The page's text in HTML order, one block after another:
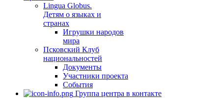
Lingua Globus.
Детям о языках и
странах
Игрушки народов
мира
Псковский Клуб
национальностей
Документы
Участники проекта
События
Группа центра в контакте